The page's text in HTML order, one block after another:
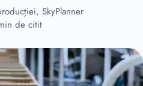
SkyPlanner
de citit